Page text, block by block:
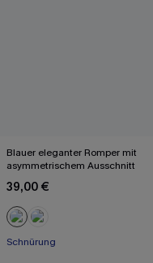
Blauer eleganter Romper mit
asymmetrischem Ausschnitt
39,00 €
Schnürung